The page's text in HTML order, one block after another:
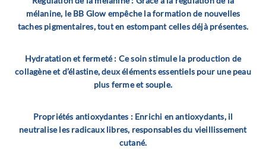
mélanine, le BB Glow empêche la formation de nouvelles
taches pigmentaires, tout en estompant celles déjà présentes.
Hydratation et fermeté : Ce soin stimule la production de
collagène et d’élastine, deux éléments essentiels pour une peau
plus ferme et souple.
Propriétés antioxydantes : Enrichi en antioxydants, il
neutralise les radicaux libres, responsables du vieillissement
cutané.